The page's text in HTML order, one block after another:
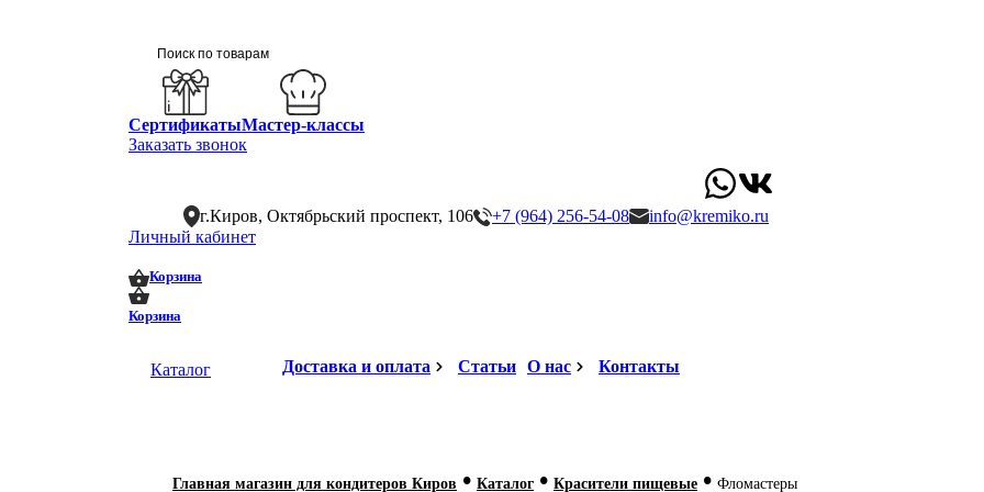
СертификатыМастер-классы
Заказать звонок
г.Киров, Октябрьский проспект, 106 +7 (964) 256-54-08
info@kremiko.ru
Личный кабинет
Корзина
Корзина
Каталог Доставка и оплата Статьи О нас Контакты
Главная магазин для кондитеров Киров • Каталог • Красители пищевые • Фломастеры